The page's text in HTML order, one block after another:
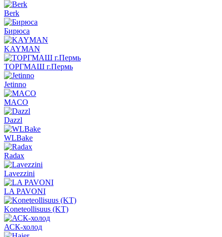
Berk
Бирюса
KAYMAN
ТОРГМАШ г.Пермь
Jetinno
MACO
Dazzl
WLBake
Radax
Lavezzini
LA PAVONI
Koneteollisuus (KT)
АСК-холод